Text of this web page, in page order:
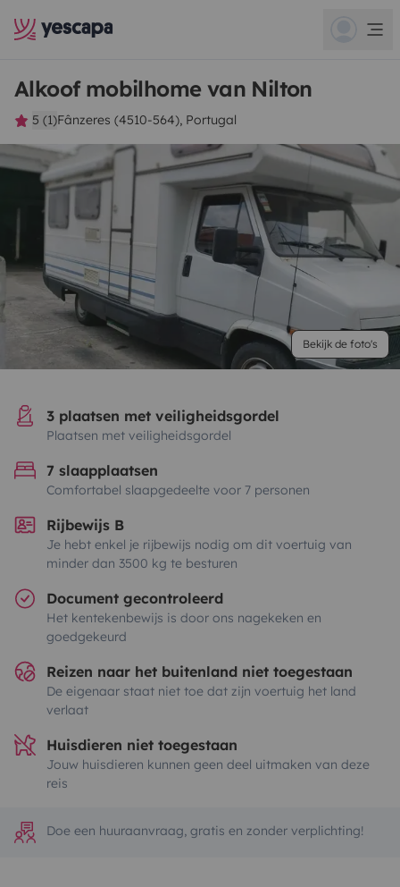
Alkoof mobilhome van Nilton
5 (1)Fânzeres (4510-564), Portugal
Bekijk de foto's
3 plaatsen met veiligheidsgordel
Plaatsen met veiligheidsgordel
7 slaapplaatsen
Comfortabel slaapgedeelte voor 7 personen
Rijbewijs B
Je hebt enkel je rijbewijs nodig om dit voertuig van
minder dan 3500 kg te besturen
Document gecontroleerd
Het kentekenbewijs is door ons nagekeken en
goedgekeurd
Reizen naar het buitenland niet toegestaan
De eigenaar staat niet toe dat zijn voertuig het land
verlaat
Huisdieren niet toegestaan
Jouw huisdieren kunnen geen deel uitmaken van deze
reis
Doe een huuraanvraag, gratis en zonder verplichting!